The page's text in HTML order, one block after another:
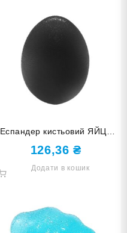
Еспандер кистьовий ЯЙЦЕ
чорний DQ-8211-Black
126,36₴
Додати в кошик